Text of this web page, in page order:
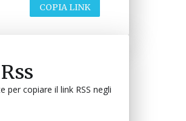
COPIA LINK
per copiare il link RSS negli